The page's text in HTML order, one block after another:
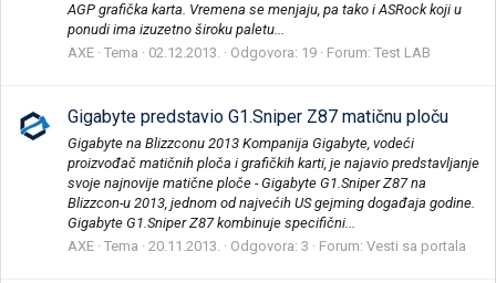
AGP grafička karta. Vremena se menjaju, pa tako i ASRock koji u
ponudi ima izuzetno široku paletu...
AXE Tema 02.12.2013. Odgovora: 19 Forum: Test LAB
Gigabyte predstavio G1.Sniper Z87 matičnu ploču
Gigabyte na Blizzconu 2013 Kompanija Gigabyte, vodeći
proizvođač matičnih ploča i grafičkih karti, je najavio predstavljanje
svoje najnovije matične ploče - Gigabyte G1.Sniper Z87 na
Blizzcon-u 2013, jednom od najvećih US gejming događaja godine.
Gigabyte G1.Sniper Z87 kombinuje specifični...
AXE Tema 20.11.2013. Odgovora: 3 Forum: Vesti sa portala